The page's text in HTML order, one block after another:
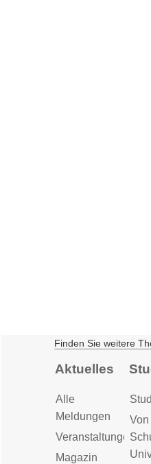
Finden Sie weitere
Aktuelles
Alle
Meldungen
Veranstaltungen
Magazin
Von